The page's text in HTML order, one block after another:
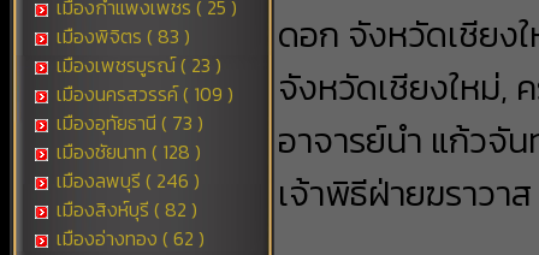
เมืองกำแพงเพชร ( 25 )
เมืองพิจิตร ( 83 )
เมืองเพชรบูรณ์ ( 23 )
เมืองนครสวรรค์ ( 109 )
เมืองอุทัยธานี ( 73 )
เมืองชัยนาท ( 128 )
เมืองลพบุรี ( 246 )
เมืองสิงห์บุรี ( 82 )
เมืองอ่างทอง ( 62 )
ดอก จังหวัดเชียง
จังหวัดเชียงใหม่,
อาจารย์นำ แก้วจั
เจ้าพิธีฝ่ายฆราวา